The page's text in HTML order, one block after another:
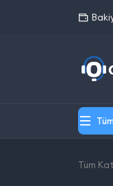
Tüm